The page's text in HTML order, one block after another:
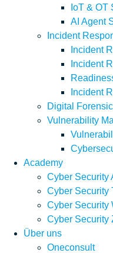
IoT & OT
AI Agent
Incident
Incident
Incident
Incident
Digital
Vulnerability
Academy
Cyber Security
Cyber Security
Cyber Security
Cyber Security
Über uns
Oneconsult